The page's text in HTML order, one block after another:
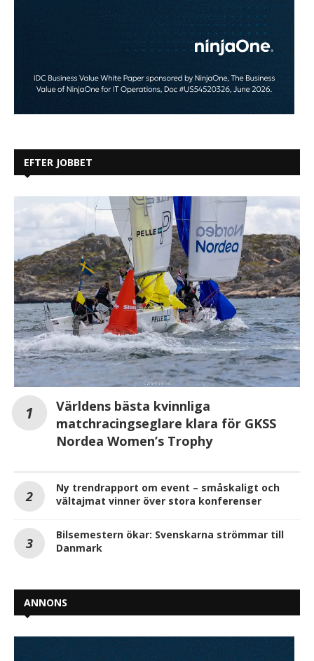
EFTER JOBBET
Världens bästa kvinnliga
matchracingseglare klara för GKSS
Nordea Women’s Trophy
Ny trendrapport om event – småskaligt och
vältajmat vinner över stora konferenser
Bilsemestern ökar: Svenskarna strömmar till
Danmark
ANNONS